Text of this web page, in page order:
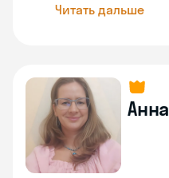
Читать дальше
Анна